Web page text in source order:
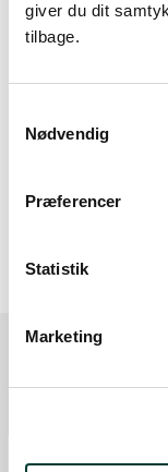
giver du dit
tilbage.
Nødvendig
Præferencer
Statistik
Marketing
0 km
Høj
Ruten i
Start